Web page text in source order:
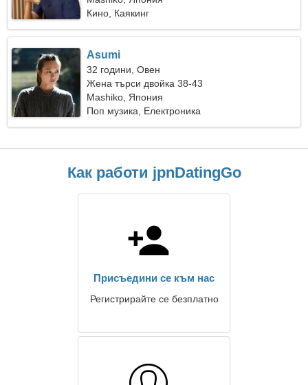
Кино, Каякинг
Asumi
32 години, Овен
Жена търси двойка 38-43
Mashiko, Япония
Поп музика, Електроника
Как работи jpnDatingGo
Присъедини се към нас
Регистрирайте се безплатно